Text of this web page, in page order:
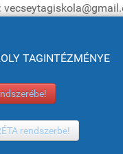
TAGINTÉZMÉNYE
rendszerbe!